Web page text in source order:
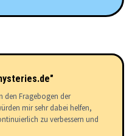
den Fragebogen der
mir sehr dabei helfen,
zu verbessern und